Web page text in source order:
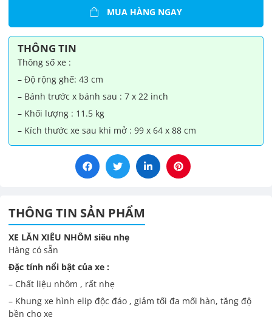
150
số
lượng
MUA HÀNG NGAY
THÔNG TIN
Thông số xe :
– Độ rộng ghế: 43 cm
– Bánh trước x bánh sau : 7 x 22 inch
– Khối lượng : 11.5 kg
– Kích thước xe sau khi mở : 99 x 64 x 88 cm
THÔNG TIN SẢN PHẨM
XE LĂN XIÊU NHÔM siêu nhẹ
Hàng có sẵn
Đặc tính nổi bật của xe :
– Chất liệu nhôm , rất nhẹ
– Khung xe hình elip độc đáo , giảm tối đa mối hàn, tăng độ
bền cho xe